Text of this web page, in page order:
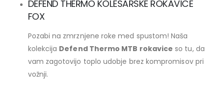
DEFEND THERMO KOLESARSKE ROKAVICE
FOX
Pozabi na zmrznjene roke med spustom! Naša
kolekcija Defend Thermo MTB rokavice so tu, da
vam zagotovijo toplo udobje brez kompromisov pri
vožnji.